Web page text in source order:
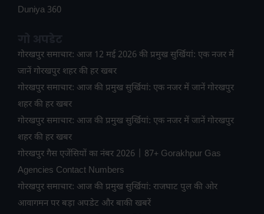
Duniya 360
गोरखपुर समाचार: आज 12 मई 2026 की प्रमुख सुर्खियां: एक नजर में
जानें गोरखपुर शहर की हर खबर
गोरखपुर समाचार: आज की प्रमुख सुर्खियां: एक नजर में जानें गोरखपुर
शहर की हर खबर
गोरखपुर समाचार: आज की प्रमुख सुर्खियां: एक नजर में जानें गोरखपुर
शहर की हर खबर
गोरखपुर गैस एजेंसियों का नंबर 2026 | 87+ Gorakhpur Gas
Agencies Contact Numbers
गोरखपुर समाचार: आज की प्रमुख सुर्खियां: राजघाट पुल की ओर
आवागमन पर बड़ा अपडेट और बाकी खबरें